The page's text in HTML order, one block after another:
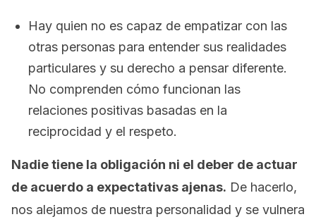
Hay quien no es capaz de empatizar con las
otras personas para entender sus realidades
particulares y su derecho a pensar diferente.
No comprenden cómo funcionan las
relaciones positivas basadas en la
reciprocidad y el respeto.
Nadie tiene la obligación ni el deber de actuar
de acuerdo a expectativas ajenas. De hacerlo,
nos alejamos de nuestra personalidad y se vulnera